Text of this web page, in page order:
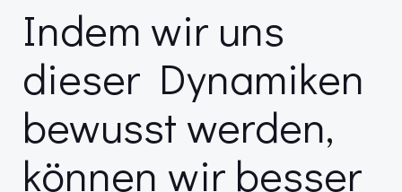
Indem wir uns
dieser Dynamiken
bewusst werden,
können wir besser